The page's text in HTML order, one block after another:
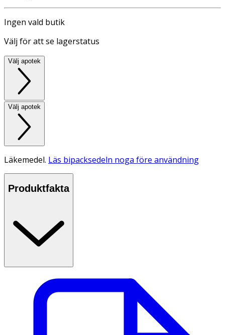
Ingen vald butik
Välj för att se lagerstatus
Välj apotek
Välj apotek
Läkemedel. Läs bipacksedeln noga före användning
Produktfakta